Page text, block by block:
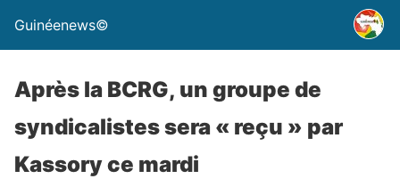
Guinéenews©
Après la BCRG, un groupe de
syndicalistes sera « reçu » par
Kassory ce mardi